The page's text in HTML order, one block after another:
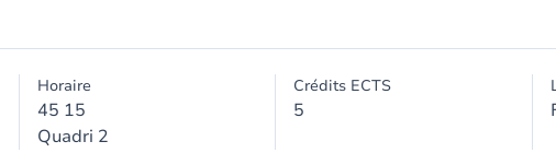
Horaire
45 15
Quadri 2
Crédits ECTS
5